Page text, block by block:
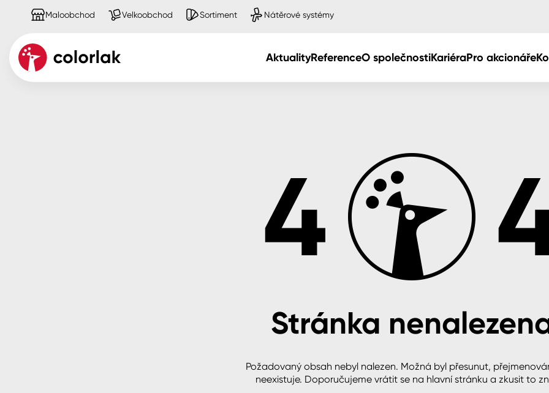
Maloobchod Velkoobchod Sortiment Nátěrové systémy
AktualityReferenceO společnostiKariéraPro akcionáře
Ředidla, tužidla, čističe, technickéStránka
Požadovaný obsah nebyl nalezen. Možná byl přesunut,
neexistuje. Doporučujeme vrátit se na hlavní stránku a zkusit to